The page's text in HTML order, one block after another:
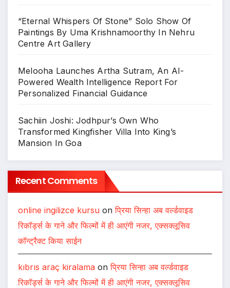
“Eternal Whispers Of Stone” Solo Show Of
Paintings By Uma Krishnamoorthy In Nehru
Centre Art Gallery
Melooha Launches Artha Sutram, An AI-
Powered Wealth Intelligence Report For
Personalized Financial Guidance
Sachiin Joshi: Jodhpur’s Own Who
Transformed Kingfisher Villa Into King’s
Mansion In Goa
Recent Comments
online ingilizce kursu onप्रिया सिन्हा अब वर्ल्डवाइड
रिकॉर्ड्स के गाने और फिल्मों में ही आएंगी नजर, एक्सक्लूसिव
कॉन्ट्रैक्ट किया साईन
kıbrıs araç kiralama onप्रिया सिन्हा अब वर्ल्डवाइड
रिकॉर्ड्स के गाने और फिल्मों में ही आएंगी नजर, एक्सक्लूसिव